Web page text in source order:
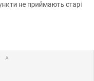
не приймають старі